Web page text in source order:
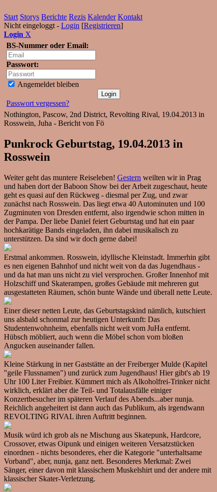
Start Storys Berichte Rezis Kalender Kontakt
Nicht eingeloggt - Login [Registrieren]
Login X
BS-Nummer oder Email:
Passwort:
Angemeldet bleiben
Passwort vergessen?
Nothington, Pascow, 2nd District, Revolting Rival, 19.04.2013 in
Rosswein, Juha - Bericht von Fö
Punkrock Geburtstag, 19.04.2013 in
Rosswein
Weiter geht das muntere Reiseleben! Gestern weilten wir in Prag
und haben dort der Baboon Show bei der Arbeit zugeschaut, heute
geht es quasi auf den Rückweg - diesmal per Zug, und zwar
zunächst nach Rosswein. Das liegt etwa 40 Autominuten und 100
Zugminuten von Dresden entfernt, also irgendwie schon mitten in
der Pampa. Der liebe Daniel feiert Geburtstag und hat ein paar
hochkarätige Bands eingeladen, ihn dabei musikalisch zu
unterstützen. Da sind wir doch gerne dabei!
Erstmal ankommen. Rosswein, idyllische Kleinstadt. Immerhin gibt
es nen eigenen Bahnhof und nicht weit von da das Jugendhaus -
und da hat man uns nicht zu viel versprochen. Großer Innenhof mit
Holzschiff und Skaterampen, großes Gebäude mit mehreren gut
ausgestatteten Räumen, schön bunte Wände und überall nette Leute.
Einer dieser netten Leute, das Geburtstagskind nämlich, kutschiert
uns alsbald schonmal zur heutigen Unterkunft: Das
Studentenwohnheim, ebenfalls nicht weit vom JuHa entfernt.
Hübsch möbliert, auch wenn die Möbel schon vom bloßen
Angucken auseinander fallen.
Kleine Stärkung in ner Gaststätte an der Freiberger Mulde (Kapitel
"geile Flussnamen") und zurück zum Jugendhaus! Hier gibt's ab 19
Uhr 100 Liter Freibier. Kümmert mich als Alkoholfrei-Trinker nicht
wirklich, erklärt aber die Teil- und Totalausfälle einiger
Konzertbesucher im späteren Verlauf des Abends...aber nunja.
Reichlich angeheitert ist dann auch das Publikum, als irgendwann
REVOLTING RIVAL ihren Auftritt beginnen.
Musik würd ich grob als ne Mischung aus Skatepunk, Hardcore,
Crossover, etwas Oipunk und einigen weiteren Versatzstücken
einordnen - nichts besonderes, eher die Kategorie "unterhaltsame
Vorband", aber, nunja, ganz nett. Besonderes Merkmal: Zwei
Sänger, einer davon mit klassischem Muskelshirt und der andere mit
klassischer Skater-Verletzung.